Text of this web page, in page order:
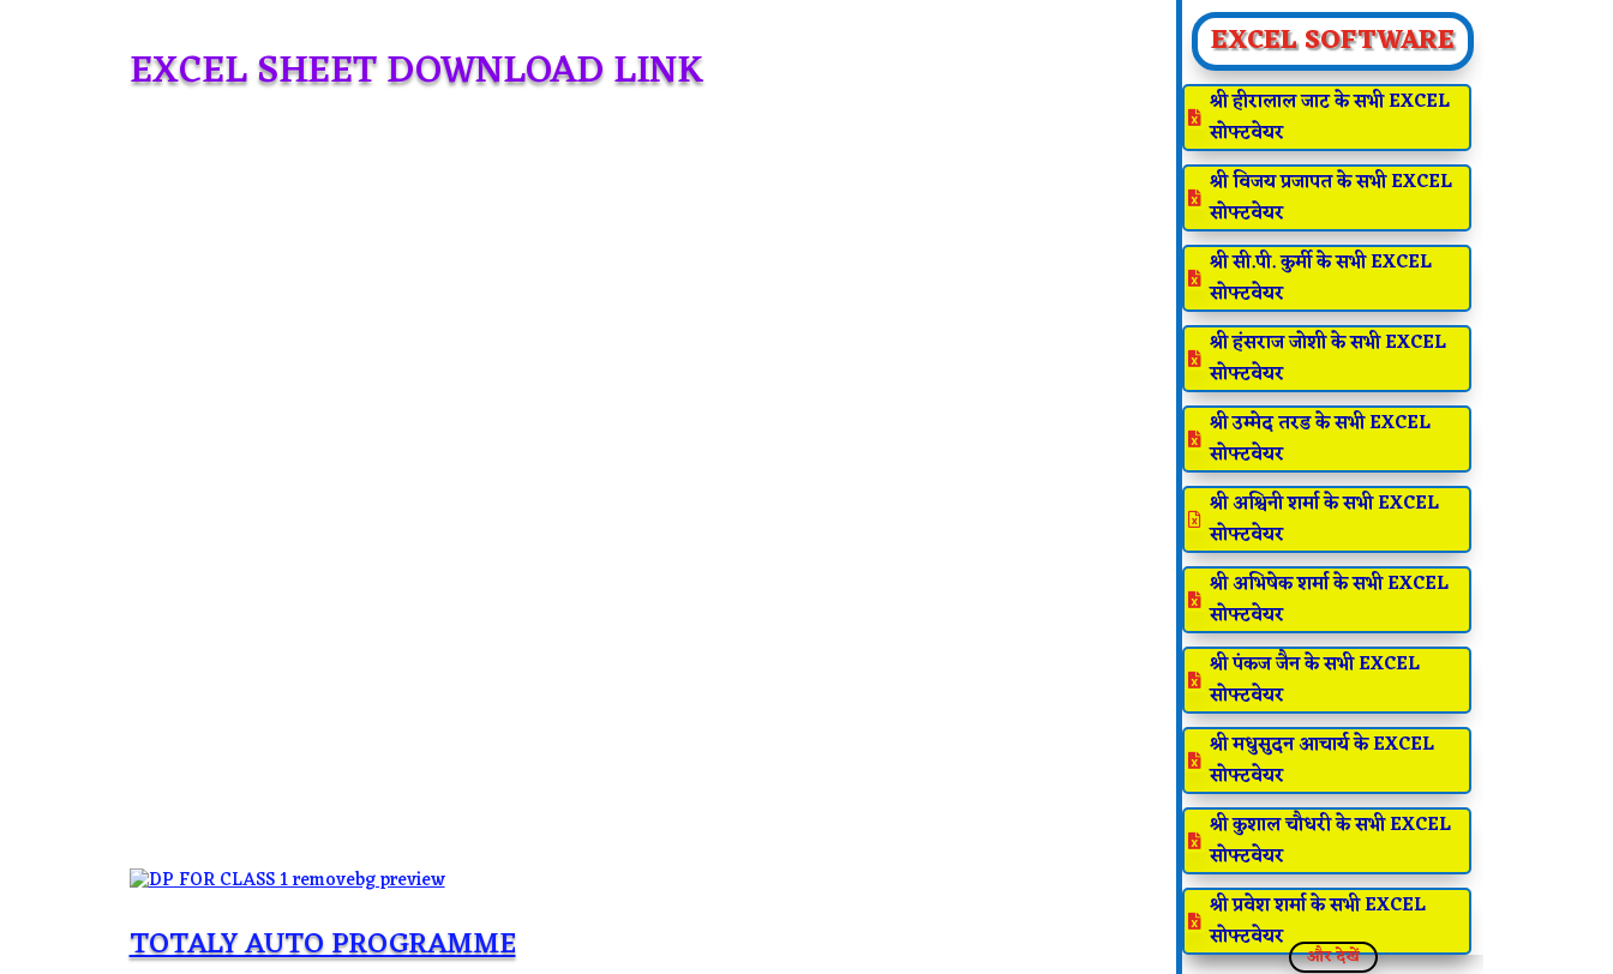
EXCEL SHEET DOWNLOAD LINK
TOTALY AUTO PROGRAMME
EXCEL SOFTWARE
 श्री हीरालाल जाट के सभी EXCEL
सोफ्टवेयर
 श्री विजय प्रजापत के सभी EXCEL
सोफ्टवेयर
 श्री सी.पी. कुर्मी के सभी EXCEL
सोफ्टवेयर
 श्री हंसराज जोशी के सभी EXCEL
सोफ्टवेयर
 श्री उम्मेद तरड के सभी EXCEL
सोफ्टवेयर
 श्री अश्विनी शर्मा के सभी EXCEL
सोफ्टवेयर
 श्री अभिषेक शर्मा के सभी EXCEL
सोफ्टवेयर
 श्री पंकज जैन के सभी EXCEL
सोफ्टवेयर
 श्री मधुसुदन आचार्य के EXCEL
सोफ्टवेयर
 श्री कुशाल चौधरी के सभी EXCEL
सोफ्टवेयर
 श्री प्रवेश शर्मा के सभी EXCEL
सोफ्टवेयर
और देखें